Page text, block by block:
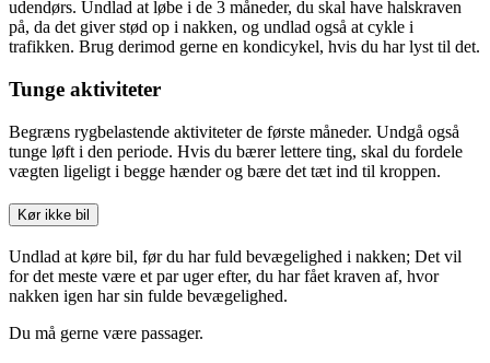
udendørs. Undlad at løbe i de 3 måneder, du skal have halskraven
på, da det giver stød op i nakken, og undlad også at cykle i
trafikken. Brug derimod gerne en kondicykel, hvis du har lyst til det.
Tunge aktiviteter
Begræns rygbelastende aktiviteter de første måneder. Undgå også
tunge løft i den periode. Hvis du bærer lettere ting, skal du fordele
vægten ligeligt i begge hænder og bære det tæt ind til kroppen.
Kør ikke bil
Undlad at køre bil, før du har fuld bevægelighed i nakken; Det vil
for det meste være et par uger efter, du har fået kraven af, hvor
nakken igen har sin fulde bevægelighed.
Du må gerne være passager.